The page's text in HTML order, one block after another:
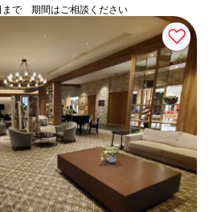
まで 期間はご相談ください